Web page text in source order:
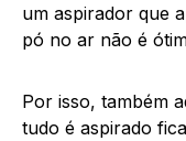
um aspirador que
pó no ar não é
Por isso, também
tudo é aspirado